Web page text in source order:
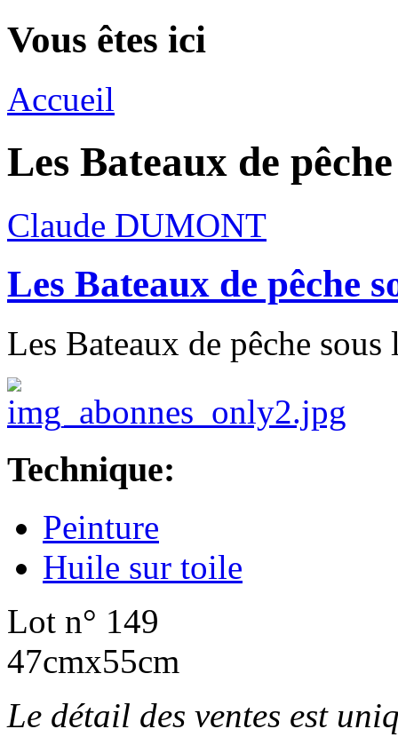
Vous êtes ici
Accueil
Les Bateaux de
Claude DUMONT
Les Bateaux de pêche
Les Bateaux de pêche
Technique:
Peinture
Huile sur toile
Lot n° 149
47cmx55cm
Le détail des ventes est